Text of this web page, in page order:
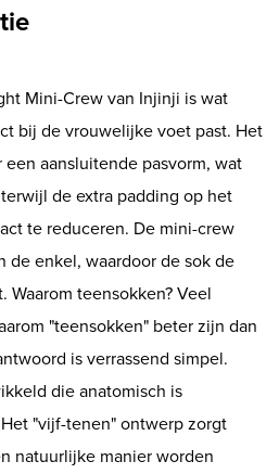
Mini-Crew van Injinji is wat
bij de vrouwelijke voet past. Het
aansluitende pasvorm, wat
de extra padding op het
te reduceren. De mini-crew
enkel, waardoor de sok de
teensokken? Veel
"teensokken" beter zijn dan
is verrassend simpel.
die anatomisch is
"vijf-tenen" ontwerp zorgt
natuurlijke manier worden